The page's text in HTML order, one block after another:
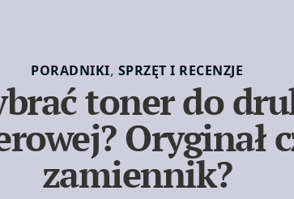
PORADNIKI, SPRZĘT I RECENZJE
toner do
Oryginał
zamiennik?